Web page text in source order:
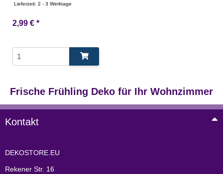
Lieferzeit:2 - 3 Werktage
2,99 € *
Frische Frühling Deko für Ihr Wohnzimmer
Kontakt
DEKOSTORE.EU
Rekener Str. 16